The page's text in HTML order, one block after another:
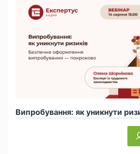
Випробування: як уникнути